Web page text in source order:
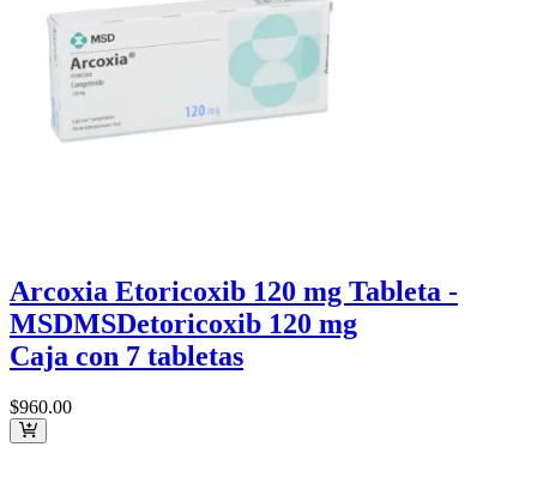
Arcoxia Etoricoxib 120 mg Tableta -
MSDMSDetoricoxib 120 mg
Caja con 7 tabletas
$960.00